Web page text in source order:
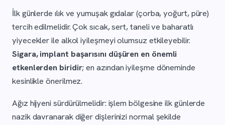
İlk günlerde ılık ve yumuşak gıdalar (çorba, yoğurt, püre)
tercih edilmelidir. Çok sıcak, sert, taneli ve baharatlı
yiyecekler ile alkol iyileşmeyi olumsuz etkileyebilir.
Sigara, implant başarısını düşüren en önemli
etkenlerden biridir; en azından iyileşme döneminde
kesinlikle önerilmez.
Ağız hijyeni sürdürülmelidir: işlem bölgesine ilk günlerde
nazik davranarak diğer dişlerinizi normal şekilde